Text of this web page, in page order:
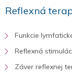
Reflexná
Funkcie
Reflexná
Záver reflexnej